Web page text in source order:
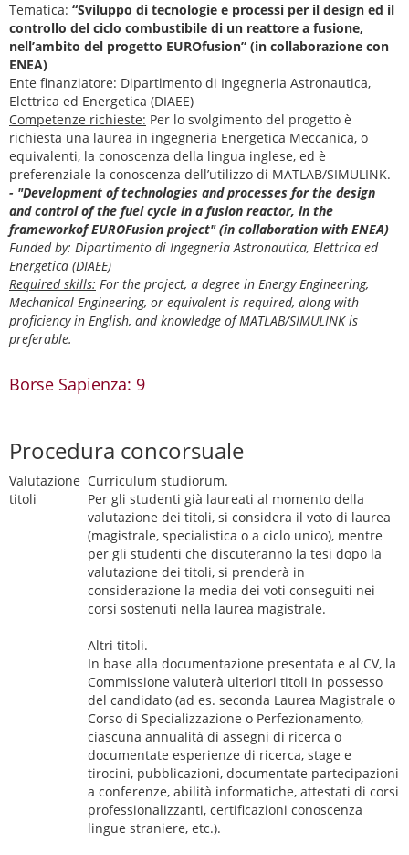
Tematica: “Sviluppo di tecnologie e processi per il design ed il
controllo del ciclo combustibile di un reattore a fusione,
nell’ambito del progetto EUROfusion” (in collaborazione con
ENEA)
Ente finanziatore: Dipartimento di Ingegneria Astronautica,
Elettrica ed Energetica (DIAEE)
Competenze richieste: Per lo svolgimento del progetto è
richiesta una laurea in ingegneria Energetica Meccanica, o
equivalenti, la conoscenza della lingua inglese, ed è
preferenziale la conoscenza dell’utilizzo di MATLAB/SIMULINK.
- "Development of technologies and processes for the design
and control of the fuel cycle in a fusion reactor, in the
frameworkof EUROFusion project" (in collaboration with ENEA)
Funded by: Dipartimento di Ingegneria Astronautica, Elettrica ed
Energetica (DIAEE)
Required skills: For the project, a degree in Energy Engineering,
Mechanical Engineering, or equivalent is required, along with
proficiency in English, and knowledge of MATLAB/SIMULINK is
preferable.
Borse Sapienza: 9
Procedura concorsuale
Valutazione
titoli
Curriculum studiorum.
Per gli studenti già laureati al momento della
valutazione dei titoli, si considera il voto di laurea
(magistrale, specialistica o a ciclo unico), mentre
per gli studenti che discuteranno la tesi dopo la
valutazione dei titoli, si prenderà in
considerazione la media dei voti conseguiti nei
corsi sostenuti nella laurea magistrale.
Altri titoli.
In base alla documentazione presentata e al CV, la
Commissione valuterà ulteriori titoli in possesso
del candidato (ad es. seconda Laurea Magistrale o
Corso di Specializzazione o Perfezionamento,
ciascuna annualità di assegni di ricerca o
documentate esperienze di ricerca, stage e
tirocini, pubblicazioni, documentate partecipazioni
a conferenze, abilità informatiche, attestati di corsi
professionalizzanti, certificazioni conoscenza
lingue straniere, etc.).